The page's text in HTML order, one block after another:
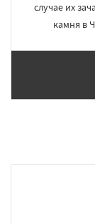
случае их
камня в